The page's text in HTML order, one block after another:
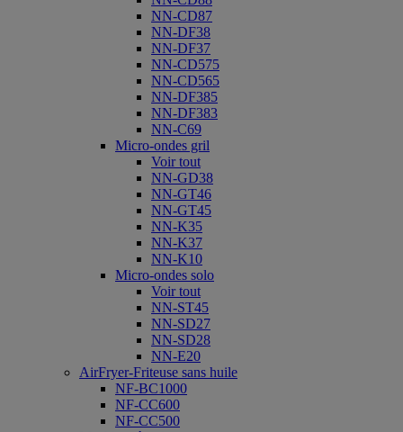
NN-CD87
NN-DF38
NN-DF37
NN-CD575
NN-CD565
NN-DF385
NN-DF383
NN-C69
Micro-ondes gril
Voir tout
NN-GD38
NN-GT46
NN-GT45
NN-K35
NN-K37
NN-K10
Micro-ondes solo
Voir tout
NN-ST45
NN-SD27
NN-SD28
NN-E20
AirFryer-Friteuse sans huile
NF-BC1000
NF-CC600
NF-CC500